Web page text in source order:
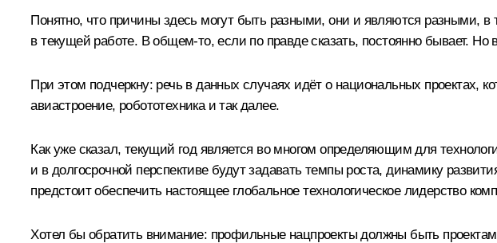
Понятно, что причины здесь могут быть разными, они и являются разными,
в текущей работе. В общем-то, если по правде сказать, постоянно бывает. Но
При этом подчеркну: речь в данных случаях идёт о национальных проектах,
авиастроение, робототехника и так далее.
Как уже сказал, текущий год является во многом определяющим для
и в долгосрочной перспективе будут задавать темпы роста, динамику
предстоит обеспечить настоящее глобальное технологическое лидерство
Хотел бы обратить внимание: профильные нацпроекты должны быть